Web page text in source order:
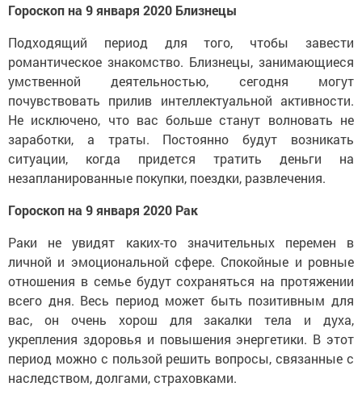
Гороскоп на 9 января 2020 Близнецы
Подходящий период для того, чтобы завести
романтическое знакомство. Близнецы, занимающиеся
умственной деятельностью, сегодня могут
почувствовать прилив интеллектуальной активности.
Не исключено, что вас больше станут волновать не
заработки, а траты. Постоянно будут возникать
ситуации, когда придется тратить деньги на
незапланированные покупки, поездки, развлечения.
Гороскоп на 9 января 2020 Рак
Раки не увидят каких-то значительных перемен в
личной и эмоциональной сфере. Спокойные и ровные
отношения в семье будут сохраняться на протяжении
всего дня. Весь период может быть позитивным для
вас, он очень хорош для закалки тела и духа,
укрепления здоровья и повышения энергетики. В этот
период можно с пользой решить вопросы, связанные с
наследством, долгами, страховками.